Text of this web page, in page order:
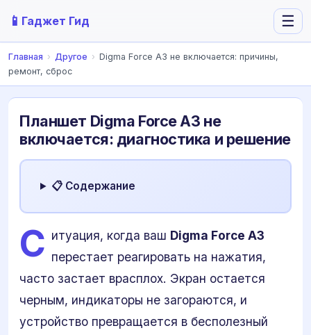
📱 Гаджет Гид ☰
Главная › Другое › Digma Force A3 не включается: причины,
ремонт, сброс
Планшет Digma Force A3 не
включается: диагностика и решение
📋 Содержание
С итуация, когда ваш Digma Force A3
перестает реагировать на нажатия,
часто застает врасплох. Экран остается
черным, индикаторы не загораются, и
устройство превращается в бесполезный